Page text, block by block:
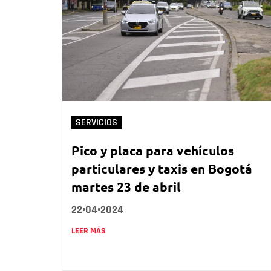
SERVICIOS
Pico y placa para vehículos
particulares y taxis en Bogotá
martes 23 de abril
22•04•2024
LEER MÁS